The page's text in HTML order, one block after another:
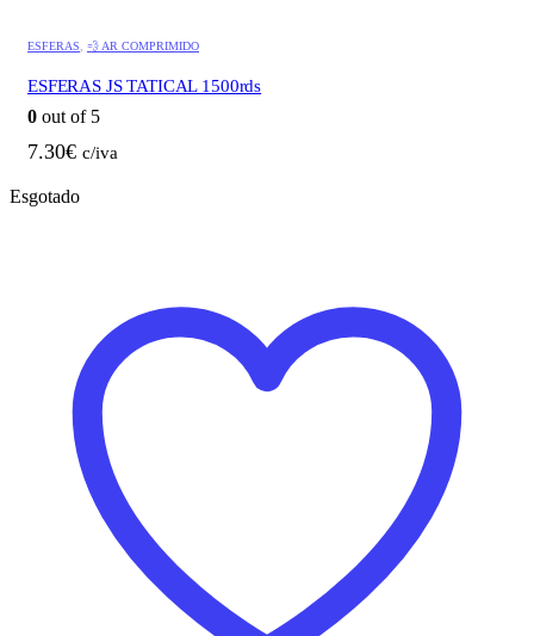
ESFERAS, 💨 AR COMPRIMIDO
ESFERAS JS TATICAL 1500rds
0 out of 5
7.30€ c/iva
Esgotado